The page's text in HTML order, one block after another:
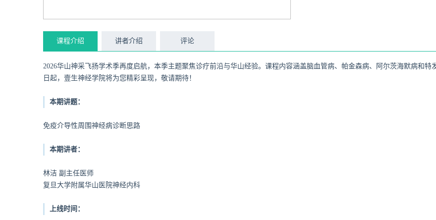
课程介绍 讲者介绍 评论
2026华山神采飞扬学术季再度启航，本季主题聚焦诊疗前沿与华山经验。课程内容涵盖脑血管病、帕金森病、阿尔茨海默病和
日起，壹生神经学院将为您精彩呈现，敬请期待！
本期讲题：
免疫介导性周围神经病诊断思路
本期讲者：
林洁 副主任医师
复旦大学附属华山医院神经内科
上线时间：